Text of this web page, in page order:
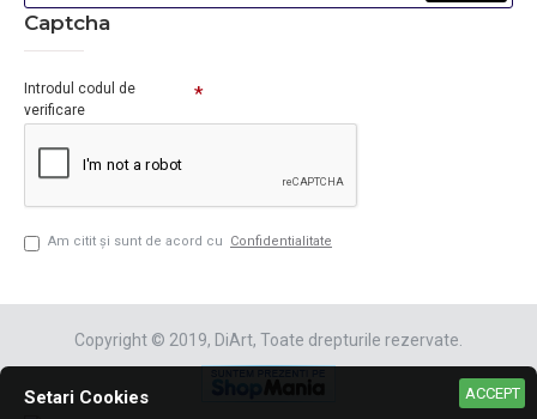
Captcha
Introdul codul de
verificare
Am citit şi sunt de acord cu Confidentialitate
Copyright © 2019, DiArt, Toate drepturile rezervate.
ACCEPT
Setari Cookies